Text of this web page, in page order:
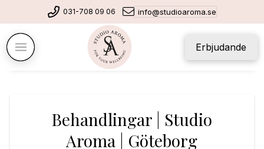
031-708 09 06 info@studioaroma.se
Erbjudande
Behandlingar | Studio
Aroma | Göteborg